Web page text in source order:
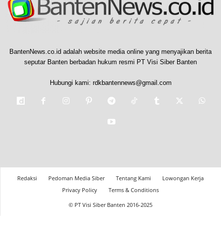
BantenNews.co.id adalah website media online yang menyajikan berita
seputar Banten berbadan hukum resmi PT Visi Siber Banten
Hubungi kami: rdkbantennews@gmail.com
Redaksi Pedoman Media Siber Tentang Kami
Lowongan Kerja
Privacy Policy
Terms & Conditions
© PT Visi Siber Banten 2016-2025